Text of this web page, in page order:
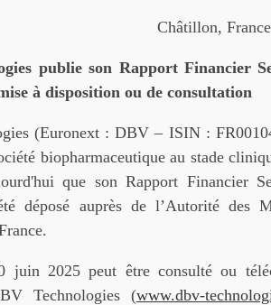
Châtillon,
publie son Rapport Financier
à disposition ou de consultation
(Euronext : DBV – ISIN :
biopharmaceutique au stade
que son Rapport Financier
déposé auprès de l’Autorité des
juin 2025 peut être consulté ou
Technologies (www.dbv-